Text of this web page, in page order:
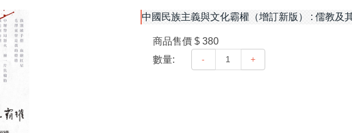
中國民族主義與文化霸權（增訂新版） : 儒教及
商品售價 $ 380
數量:
- +